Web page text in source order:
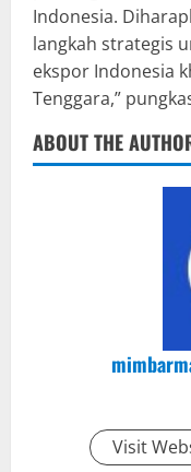
Indonesia.
langkah strategis
ekspor Indonesia
Tenggara,”
ABOUT THE
Visit